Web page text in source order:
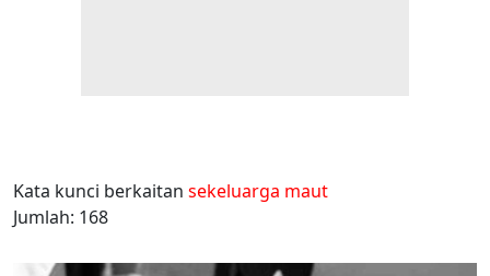
Kata kunci berkaitan sekeluarga maut
Jumlah: 168